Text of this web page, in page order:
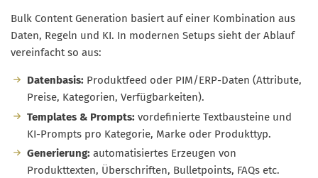
Bulk Content Generation basiert auf einer Kombination aus
Daten, Regeln und KI. In modernen Setups sieht der Ablauf
vereinfacht so aus:
Datenbasis: Produktfeed oder PIM/ERP-Daten (Attribute,
Preise, Kategorien, Verfügbarkeiten).
Templates & Prompts: vordefinierte Textbausteine und
KI-Prompts pro Kategorie, Marke oder Produkttyp.
Generierung: automatisiertes Erzeugen von
Produkttexten, Überschriften, Bulletpoints, FAQs etc.